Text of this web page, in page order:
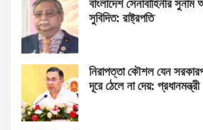
বাংলাদেশ সেনাবাহিনীর
সুবিদিত: রাষ্ট্রপতি
নিরাপত্তা কৌশল যেন
দূরে ঠেলে না দেয়: প্রধানমন্ত্রী